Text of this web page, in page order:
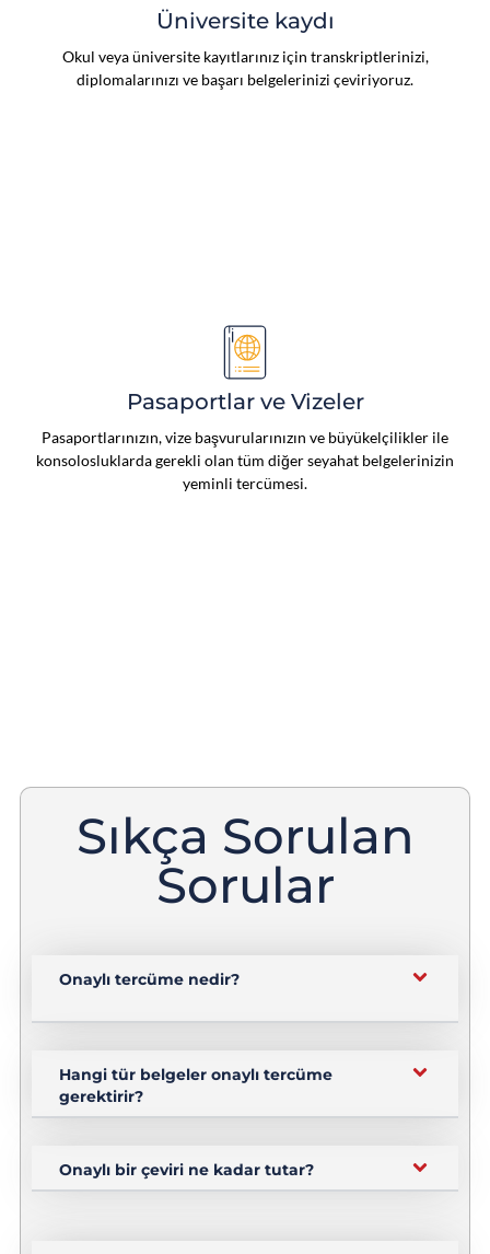
Üniversite kaydı
Okul veya üniversite kayıtlarınız için transkriptlerinizi,
diplomalarınızı ve başarı belgelerinizi çeviriyoruz.
Pasaportlar ve Vizeler
Pasaportlarınızın, vize başvurularınızın ve büyükelçilikler ile
konsolosluklarda gerekli olan tüm diğer seyahat belgelerinizin
yeminli tercümesi.
Sıkça Sorulan
Sorular
Onaylı tercüme nedir?
Hangi tür belgeler onaylı tercüme
gerektirir?
Onaylı bir çeviri ne kadar tutar?